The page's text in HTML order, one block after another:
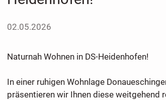
02.05.2026
Naturnah Wohnen in DS-Heidenhofen!
In einer ruhigen Wohnlage
präsentieren wir Ihnen diese weitgehend